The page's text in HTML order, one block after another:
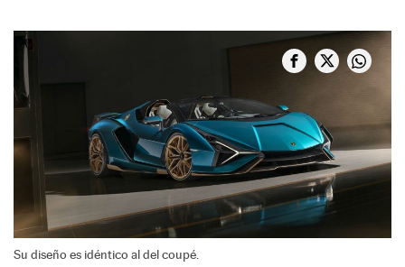
Su diseño es idéntico al del coupé.